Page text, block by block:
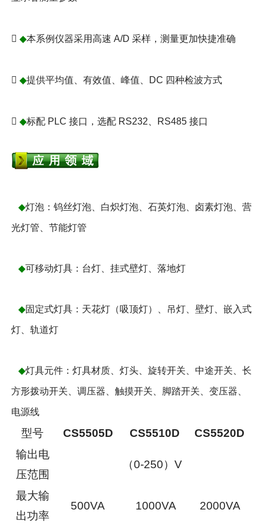
◆本系例仪器采用高速 A/D 采样，测量更加快捷准确
◆提供平均值、有效值、峰值、DC 四种检波方式
◆标配 PLC 接口，选配 RS232、RS485 接口
◆灯泡：钨丝灯泡、白炽灯泡、石英灯泡、卤素灯泡、营
光灯管、节能灯管
◆可移动灯具：台灯、挂式壁灯、落地灯
◆固定式灯具：天花灯（吸顶灯）、吊灯、壁灯、嵌入式
灯、轨道灯
◆灯具元件：灯具材质、灯头、旋转开关、中途开关、长
方形拨动开关、调压器、触摸开关、脚踏开关、变压器、
电源线
型号 CS5505D CS5510D
CS5520D
输出电
压范围
（0-250）V
最大输
出功率
500VA 1000VA 2000VA